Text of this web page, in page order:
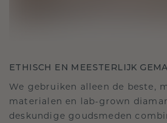
ETHISCH EN MEESTERLIJK
We gebruiken alleen de beste,
materialen en lab-grown
deskundige goudsmeden